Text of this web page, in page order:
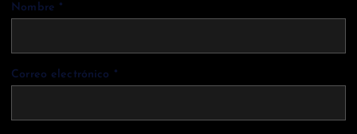
Nombre *
Correo electrónico *